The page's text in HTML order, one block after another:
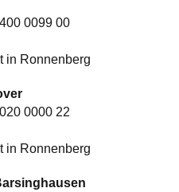
0099 00
in Ronnenberg
0000 22
in Ronnenberg